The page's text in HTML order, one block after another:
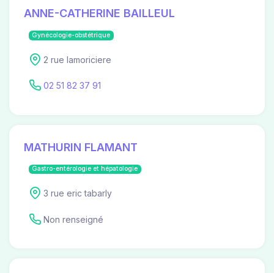
ANNE-CATHERINE BAILLEUL
Gynécologie-obstétrique
2 rue lamoriciere
02 51 82 37 91
MATHURIN FLAMANT
Gastro-entérologie et hépatologie
3 rue eric tabarly
Non renseigné